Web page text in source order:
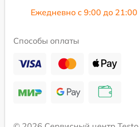
Ежедневно с 9:00 до 21:00
Способы оплаты